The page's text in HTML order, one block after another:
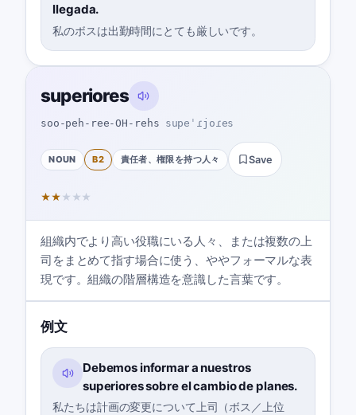
llegada.
私のボスは出勤時間にとても厳しいです。
superiores
soo-peh-ree-OH-rehs supeˈɾjoɾes
NOUN B2 責任者、権限を持つ人々 Save
★★ ★ ★ ★
組織内でより高い役職にいる人々、または複数の上
司をまとめて指す場合に使う、ややフォーマルな表
現です。組織の階層構造を意識した言葉です。
例文
Debemos informar a nuestros
superiores sobre el cambio de planes.
私たちは計画の変更について上司（ボス／上位